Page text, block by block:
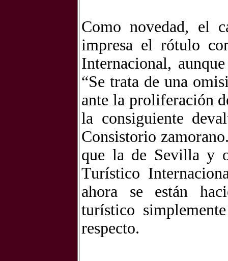
Como novedad, el
impresa el rótulo
Internacional,
“Se trata de una
ante la proliferación
la consiguiente
Consistorio
que la de Sevilla y
Turístico
ahora se están
turístico
respecto.